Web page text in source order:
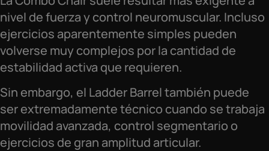
nivel de fuerza y control neuromuscular. Incluso
ejercicios aparentemente simples pueden
volverse muy complejos por la cantidad de
estabilidad activa que requieren.
Sin embargo, el Ladder Barrel también puede
ser extremadamente técnico cuando se trabaja
movilidad avanzada, control segmentario o
ejercicios de gran amplitud articular.